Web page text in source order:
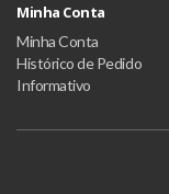
Minha Conta
Minha Conta
Histórico de Pedido
Informativo